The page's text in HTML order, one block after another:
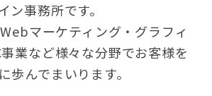
ン事務所です。
マーケティング・グラフィ
業など様々な分野でお客様を
歩んでまいります。